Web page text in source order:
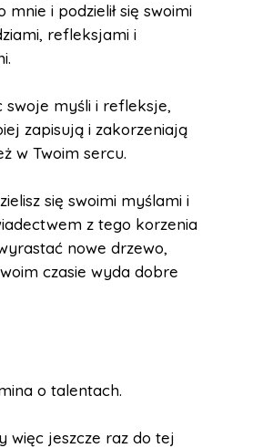
mnie i podzielił się swoimi
refleksjami i
swoje myśli i refleksje,
zapisują i zakorzeniają
w Twoim sercu.
się swoimi myślami i
z tego korzenia
nowe drzewo,
czasie wyda dobre
o talentach.
więc jeszcze raz do tej